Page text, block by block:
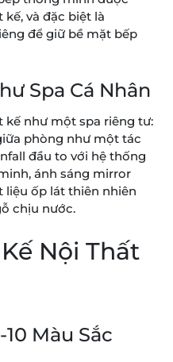
và đặc biệt là
để giữ bề mặt bếp
Spa Cá Nhân
kế như một spa riêng tư:
phòng như một tác
đầu to với hệ thống
ánh sáng mirror
liệu ốp lát thiên nhiên
chịu nước.
Nội Thất
10 Màu Sắc